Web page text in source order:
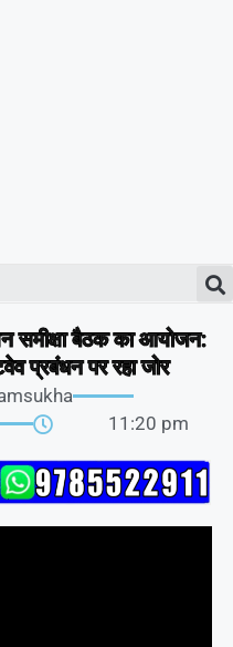
समीक्षा बैठक का आयोजन:
प्रबंधन पर रहा जोर
11:20 pm